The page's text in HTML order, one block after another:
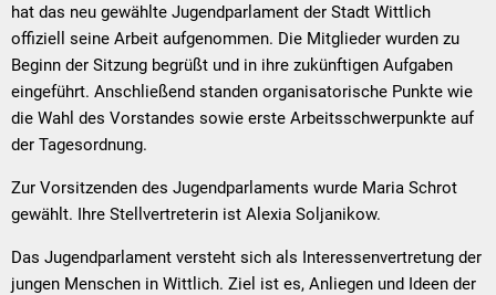
hat das neu gewählte Jugendparlament der Stadt Wittlich
offiziell seine Arbeit aufgenommen. Die Mitglieder wurden zu
Beginn der Sitzung begrüßt und in ihre zukünftigen Aufgaben
eingeführt. Anschließend standen organisatorische Punkte wie
die Wahl des Vorstandes sowie erste Arbeitsschwerpunkte auf
der Tagesordnung.
Zur Vorsitzenden des Jugendparlaments wurde Maria Schrot
gewählt. Ihre Stellvertreterin ist Alexia Soljanikow.
Das Jugendparlament versteht sich als Interessenvertretung der
jungen Menschen in Wittlich. Ziel ist es, Anliegen und Ideen der